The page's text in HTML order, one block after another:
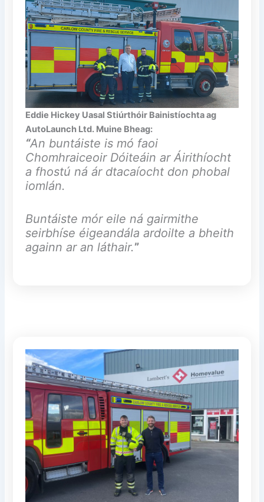
Eddie Hickey Uasal Stiúrthóir Bainistíochta ag
AutoLaunch Ltd. Muine Bheag:
“An buntáiste is mó faoi
Chomhraiceoir Dóiteáin ar Áirithíocht
a fhostú ná ár dtacaíocht don phobal
iomlán.
Buntáiste mór eile ná gairmithe
seirbhíse éigeandála ardoilte a bheith
againn ar an láthair.”